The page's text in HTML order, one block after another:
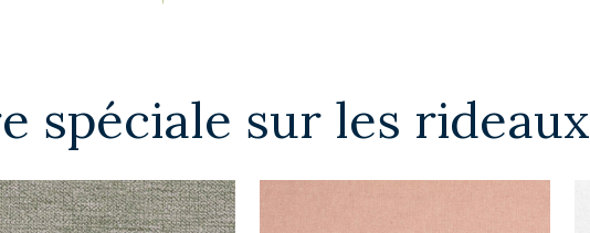
spéciale sur les rideaux